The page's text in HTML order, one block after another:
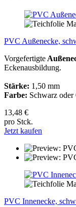
PVC Außenecke,
Vorgefertigte
Eckenausbildung.
Stärke: 1,50 mm
Farbe: Schwarz
13,48 €
pro Stck.
Jetzt kaufen
PVC Innenecke,